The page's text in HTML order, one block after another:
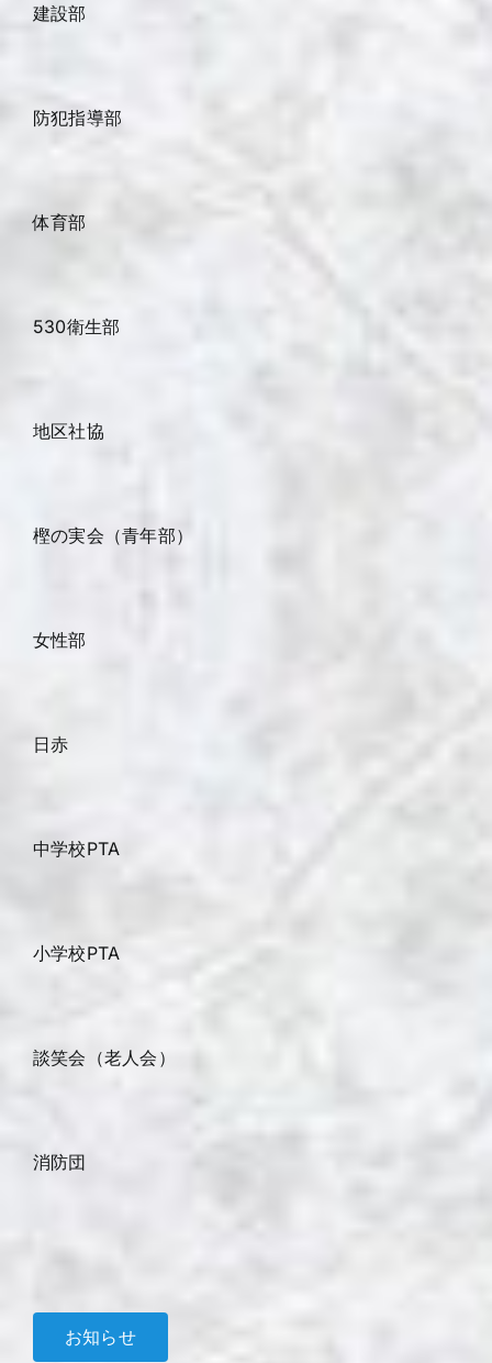
建設部
防犯指導部
体育部
530衛生部
地区社協
樫の実会（青年部）
女性部
日赤
中学校PTA
小学校PTA
談笑会（老人会）
消防団
お知らせ